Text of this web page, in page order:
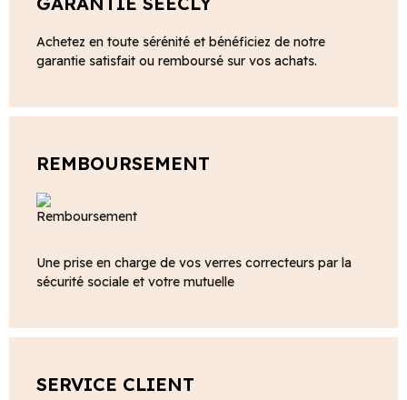
Achetez en toute sérénité et bénéficiez de notre
garantie satisfait ou remboursé sur vos achats.
REMBOURSEMENT
Une prise en charge de vos verres correcteurs par la
sécurité sociale et votre mutuelle
SERVICE CLIENT